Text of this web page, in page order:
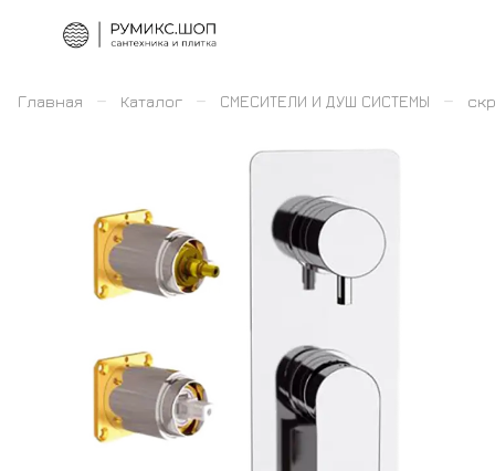
Главная – Каталог – СМЕСИТЕЛИ И ДУШ СИСТЕМЫ –